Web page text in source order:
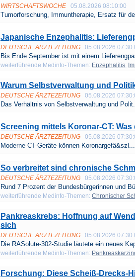
WIRTSCHAFTSWOCHE 05.08.2026 08:10:00
Tumorforschung, Immuntherapie, Ersatz für
Japanische Enzephalitis:
DEUTSCHE ÄRZTEZEITUNG 05.08.2026
Bis Ende September ist mit einem
weiterführende Medinfo-Themen: Enzephalitis;
Warum Selbstverwaltung und
DEUTSCHE ÄRZTEZEITUNG 05.08.2026
Das Verhältnis von Selbstverwaltung und
Screening mittels Koronar-CT:
DEUTSCHE ÄRZTEZEITUNG 05.08.2026
Moderne CT-Geräte können Koronargefä&szl...
So verbreitet sind chronische
DEUTSCHE ÄRZTEZEITUNG 05.08.2026
Rund 7 Prozent der Bundesbürgerinnen und
weiterführende Medinfo-Themen: Chronischer
Pankreaskrebs: Hoffnung auf
sich
DEUTSCHE ÄRZTEZEITUNG 05.08.2026
Die RASolute-302-Studie läutete ein neues
weiterführende Medinfo-Themen:
Forschung: Diese Scheiß-Drecks-